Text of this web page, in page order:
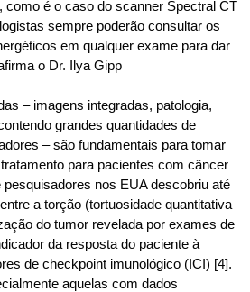
como é o caso do scanner Spectral CT
sempre poderão consultar os
em qualquer exame para dar
o Dr. Ilya Gipp
– imagens integradas, patologia,
grandes quantidades de
– são fundamentais para tomar
para pacientes com câncer
nos EUA descobriu até
a torção (tortuosidade quantitativa
do tumor revelada por exames de
da resposta do paciente à
de checkpoint imunológico (ICI) [4].
aquelas com dados